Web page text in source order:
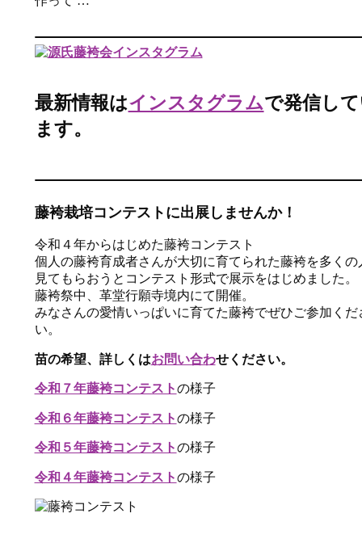
最新情報はインスタグラムで発信し
ます。
藤袴栽培コンテストに出展しませんか！
令和４年からはじめた藤袴コンテスト
個人の藤袴育成者さんが大切に育てられた藤袴を多くの
見てもらおうとコンテスト形式で展示をはじめました。
藤袴祭中、革堂行願寺境内にて開催。
みなさんの愛情いっぱいに育てた藤袴でぜひご参加くだ
い。
苗の希望、詳しくはお問い合わせください。
令和７年藤袴コンテストの様子
令和６年藤袴コンテストの様子
令和５年藤袴コンテストの様子
令和４年藤袴コンテストの様子